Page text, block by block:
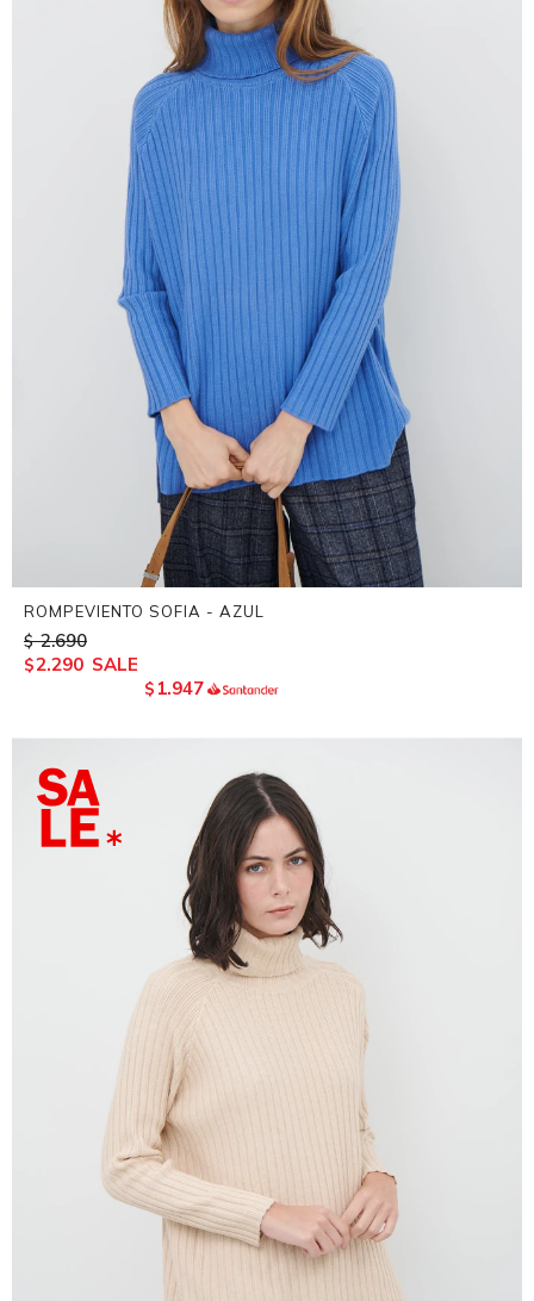
ROMPEVIENTO SOFIA - AZUL
$ 2.690
$2.290
$ 1.947